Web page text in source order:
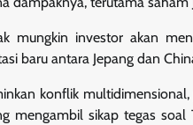
mungkin investor akan
baru antara Jepang dan
konflik multidimensional,
mengambil sikap tegas